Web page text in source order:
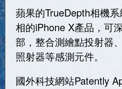
蘋果的TrueDepth相機
相的iPhone X產品，可
部，整合測繪點投射器
照射器等感測元件。
國外科技網站Patently